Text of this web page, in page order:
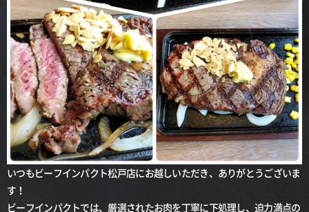
いつもビーフインパクト松戸店にお越しいただき、ありがとうございま
す！
ビーフインパクトでは、厳選されたお肉を丁寧に下処理し、迫力満点の